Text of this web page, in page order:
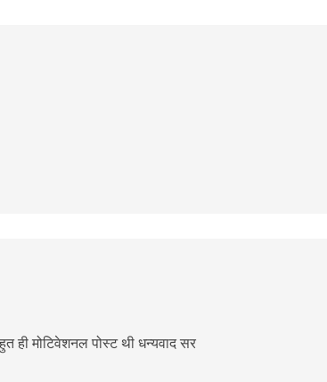
ही मोटिवेशनल पोस्ट थी धन्यवाद सर